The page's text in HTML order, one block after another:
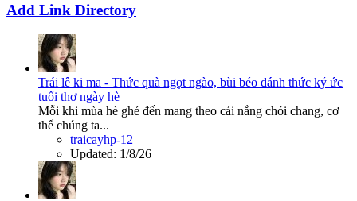
Add Link Directory
Trái lê ki ma - Thức quà ngọt ngào, bùi béo đánh thức ký ức
tuổi thơ ngày hè
Mỗi khi mùa hè ghé đến mang theo cái nắng chói chang, cơ
thể chúng ta...
traicayhp-12
Updated: 1/8/26